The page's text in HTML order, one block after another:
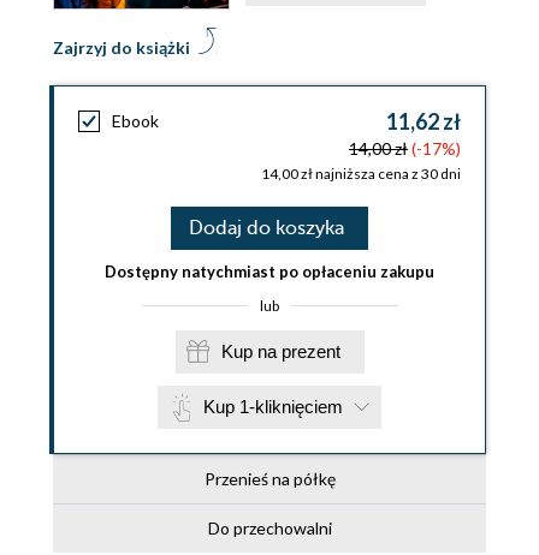
Zajrzyj do książki
Ebook 11,62 zł
14,00 zł(-17%)
14,00 zł najniższa cena z 30 dni
Dodaj do koszyka
Dostępny natychmiast po opłaceniu zakupu
lub
Kup na prezent
Kup 1-kliknięciem
Przenieś na półkę
Do przechowalni